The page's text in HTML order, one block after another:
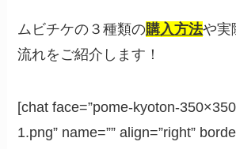
ムビチケの３種類の購入方法や実
流れをご紹介します！
[chat face=”pome-kyoton-
1.png” name=”” align=”right”